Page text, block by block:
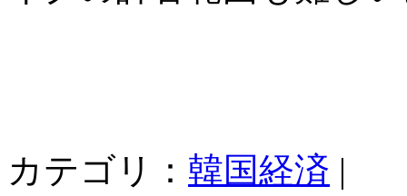
カテゴリ： 韓国経済 |